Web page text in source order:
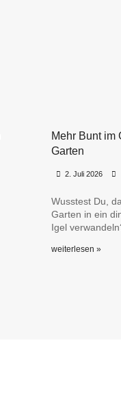
Mehr Bunt im
Garten
2. Juli 2026
Wusstest Du,
Garten in ein
Igel
weiterlesen »